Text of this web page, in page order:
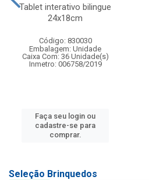
Tablet interativo bilingue
24x18cm
Código: 830030
Embalagem: Unidade
Caixa Com: 36 Unidade(s)
Inmetro: 006758/2019
Faça seu login ou
cadastre-se para
comprar.
Seleção Brinquedos